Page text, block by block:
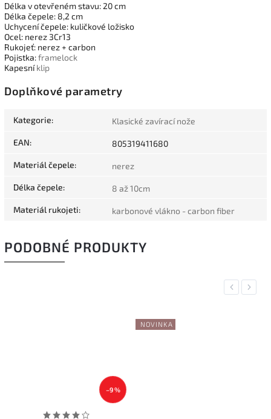
Délka v otevřeném stavu: 20 cm
Délka čepele: 8,2 cm
Uchycení čepele: kuličkové ložisko
Ocel: nerez 3Cr13
Rukojeť: nerez + carbon
Pojistka:framelock
Kapesníklip
Doplňkové parametry
Kategorie: Klasické zavírací nože
EAN: 805319411680
Materiál čepele: nerez
Délka čepele: 8 až 10cm
Materiál rukojeti: karbonové vlákno - carbon fiber
PODOBNÉ PRODUKTY
Previous
–9 %
NOVINKA
Next